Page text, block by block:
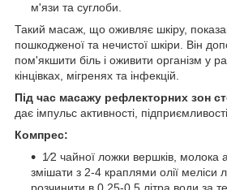
м'язи та суглоби.
Такий масаж, що оживляє шкіру,
пошкодженої та нечистої шкіри. Він
пом'якшити біль і оживити організм у
кінцівках, мігренях та інфекцій.
Під час масажу рефлекторних зон
дає імпульс активності,
Компрес:
1⁄2 чайної ложки вершків, молока
змішати з 2-4 краплями олії меліси